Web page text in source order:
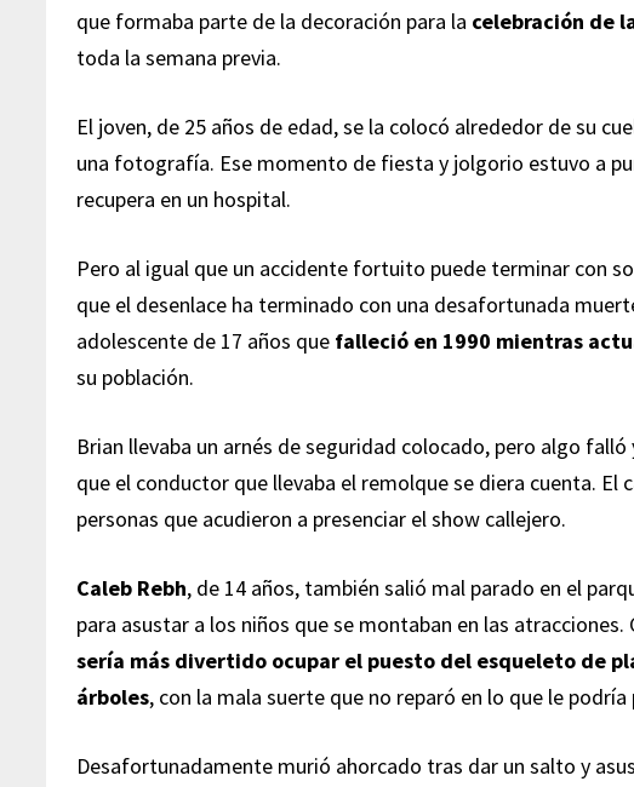
que formaba parte de la decoración para la celebración de
toda la semana previa.
El joven, de 25 años de edad, se la colocó alrededor de su
una fotografía. Ese momento de fiesta y jolgorio estuvo a
recupera en un hospital.
Pero al igual que un accidente fortuito puede terminar con
que el desenlace ha terminado con una desafortunada
adolescente de 17 años que falleció en 1990 mientras
su población.
Brian llevaba un arnés de seguridad colocado, pero algo falló
que el conductor que llevaba el remolque se diera cuenta.
personas que acudieron a presenciar el show callejero.
Caleb Rebh, de 14 años, también salió mal parado en el
para asustar a los niños que se montaban en las
sería más divertido ocupar el puesto del esqueleto de
árboles, con la mala suerte que no reparó en lo que le
Desafortunadamente murió ahorcado tras dar un salto y